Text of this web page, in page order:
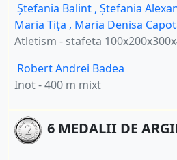
Ștefania Balint , Ștefania
Maria Tița , Maria Denisa
Atletism - stafeta
Robert Andrei Badea
Inot - 400 m mixt
6 MEDALII DE